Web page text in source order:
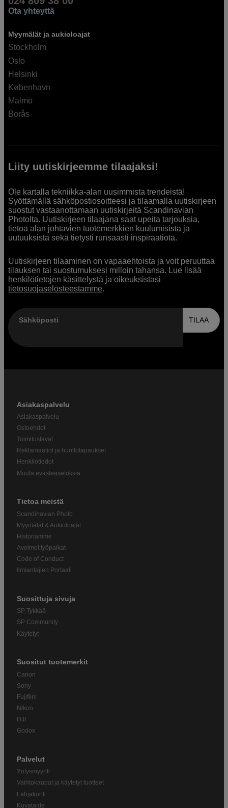
Ota yhteyttä
Myymälät ja aukioloajat
Stockholm
Oslo
Helsinki
København
Malmö
Borås
Liity uutiskirjeemme tilaajaksi!
Ole kartalla tekniikka-alan uusimmista trendeistä!
Syöttämällä sähköpostiosoitteesi ja tilaamalla uutiskirjeen
suostut vastaanottamaan uutiskirjeitä Scandinavian
Photolta. Uutiskirjeen tilaajana saat upeita tarjouksia,
tietoa alan johtavien tuotemerkkien kuulumisista ja
uutuuksista sekä tietysti runsaasti inspiraatiota.
Uutiskirjeen tilaaminen on vapaaehtoista ja voit peruuttaa
tilauksen tai suostumuksesi milloin tahansa. Lue lisää
henkilötietojen käsittelystä ja oikeuksistasi
tietosuojaselosteestamme.
Sähköposti TILAA
Asiakaspalvelu
Asiakaspalvelu
Ostoehdot
Toimitustavat
Reklamaatiot ja huoltotapaukset
Henkilötiedot
Muuta evästeasetuksia
Tietoa meistä
Scandinavian Photo
Myymälät & Aukioloajat
Historiamme
Avoimet työpaikat
Code of Conduct
Ilmiantajien Portaali
Suosittuja sivuja
SP Tykkää
SP Community
Käytetyt
Suositut tuotemerkit
Canon
Sony
Fujifilm
Nikon
DJI
Godox
Palvelut
Yritysmyynti
Vaihtokaupat ja käytetyt tuotteet
Lahjakortti
Kuvataide